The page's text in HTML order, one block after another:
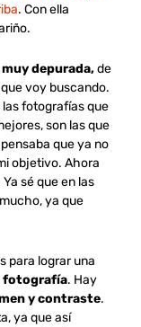
. Con ella
depurada,de
voy buscando.
fotografías que
son las que
que ya no
objetivo. Ahora
sé que en las
ya que
para lograr una
fotografía. Hay
y contraste.
ya que así